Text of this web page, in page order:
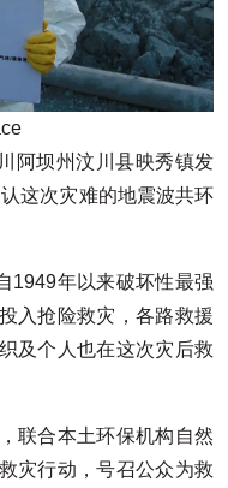
阿坝州汶川县映秀镇发
这次灾难的地震波共环
1949年以来破坏性最强
入抢险救灾，各路救援
及个人也在这次灾后救
联合本土环保机构自然
灾行动，号召公众为救